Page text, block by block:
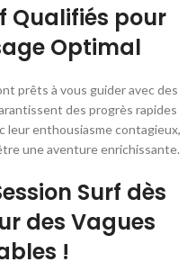
Qualifiés pour
Optimal
prêts à vous guider avec des
des progrès rapides
leur enthousiasme contagieux,
une aventure enrichissante.
Surf dès
des Vagues
!